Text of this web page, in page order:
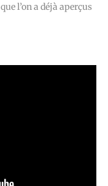
que l’on a déjà aperçus